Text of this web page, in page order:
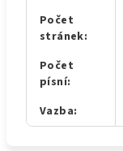
Počet
stránek:
Počet
písní:
Vazba: